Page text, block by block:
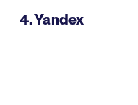
4. Yandex